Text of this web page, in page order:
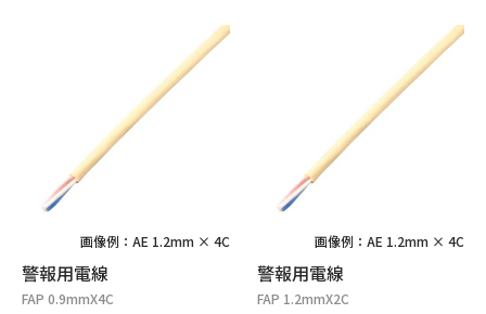
画像例：AE 1.2mm × 4C
警報用電線
FAP 0.9mmX4C
画像例：AE 1.2mm × 4C
警報用電線
FAP 1.2mmX2C